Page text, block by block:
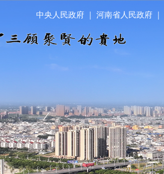
中央人民政府 河南省人民政府